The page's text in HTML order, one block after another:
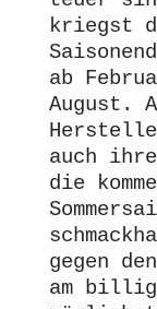
kriegst
ab
August.
auch
die
gegen
am